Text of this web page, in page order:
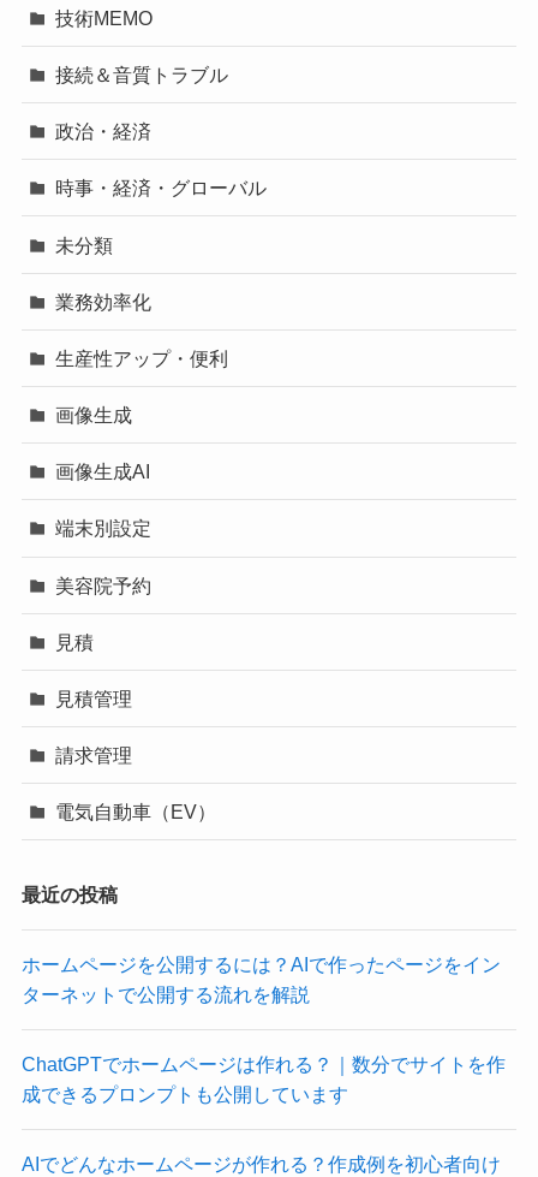
技術MEMO
接続＆音質トラブル
政治・経済
時事・経済・グローバル
未分類
業務効率化
生産性アップ・便利
画像生成
画像生成AI
端末別設定
美容院予約
見積
見積管理
請求管理
電気自動車（EV）
最近の投稿
ホームページを公開するには？AIで作ったページをイン
ターネットで公開する流れを解説
ChatGPTでホームページは作れる？｜数分でサイトを作
成できるプロンプトも公開しています
AIでどんなホームページが作れる？作成例を初心者向け